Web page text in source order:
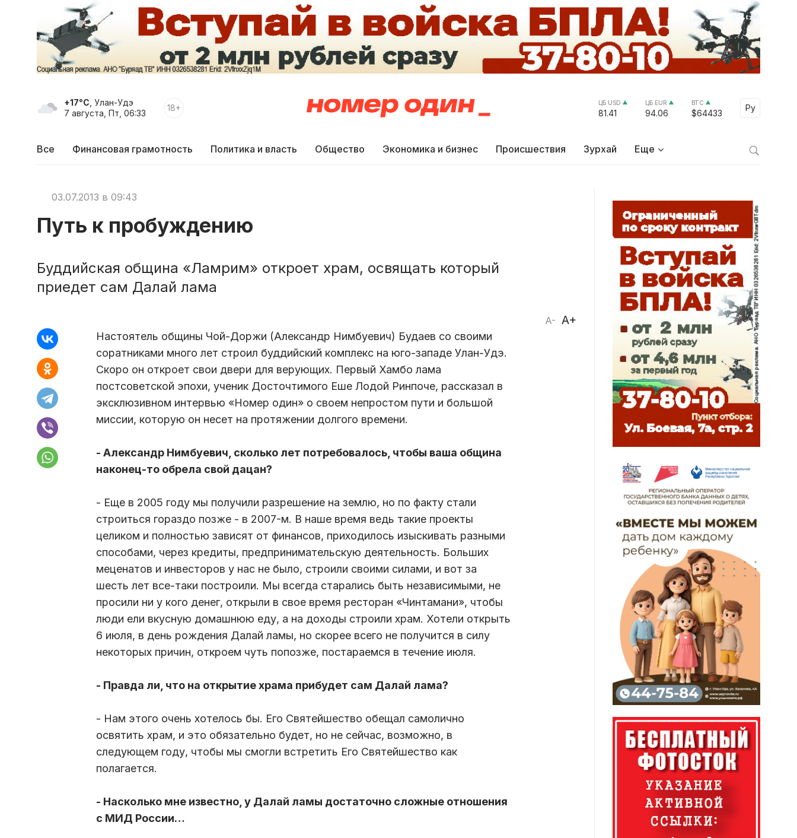
+17°C , Улан-Удэ
7 августа, Пт, 06:33
18+ ЦБ USD
81.41
ЦБ EUR
94.06
BTC
$64433
Ру
Select
Все Финансовая грамотность Политика и власть Общество Экономика и бизнес Происшествия Зурхай Еще
03.07.2013 в 09:43
Путь к пробуждению
Буддийская община «Ламрим» откроет храм, освящать который
приедет сам Далай лама
A- A+
Настоятель общины Чой-Доржи (Александр Нимбуевич) Будаев со своими
соратниками много лет строил буддийский комплекс на юго-западе Улан-Удэ.
Скоро он откроет свои двери для верующих. Первый Хамбо лама
постсоветской эпохи, ученик Досточтимого Еше Лодой Ринпоче, рассказал в
эксклюзивном интервью «Номер один» о своем непростом пути и большой
миссии, которую он несет на протяжении долгого времени.
- Александр Нимбуевич, сколько лет потребовалось, чтобы ваша община
наконец-то обрела свой дацан?
- Еще в 2005 году мы получили разрешение на землю, но по факту стали
строиться гораздо позже - в 2007-м. В наше время ведь такие проекты
целиком и полностью зависят от финансов, приходилось изыскивать разными
способами, через кредиты, предпринимательскую деятельность. Больших
меценатов и инвесторов у нас не было, строили своими силами, и вот за
шесть лет все-таки построили. Мы всегда старались быть независимыми, не
просили ни у кого денег, открыли в свое время ресторан «Чинтамани», чтобы
люди ели вкусную домашнюю еду, а на доходы строили храм. Хотели открыть
6 июля, в день рождения Далай ламы, но скорее всего не получится в силу
некоторых причин, откроем чуть попозже, постараемся в течение июля.
- Правда ли, что на открытие храма прибудет сам Далай лама?
- Нам этого очень хотелось бы. Его Святейшество обещал самолично
освятить храм, и это обязательно будет, но не сейчас, возможно, в
следующем году, чтобы мы смогли встретить Его Святейшество как
полагается.
- Насколько мне известно, у Далай ламы достаточно сложные отношения
с МИД России…